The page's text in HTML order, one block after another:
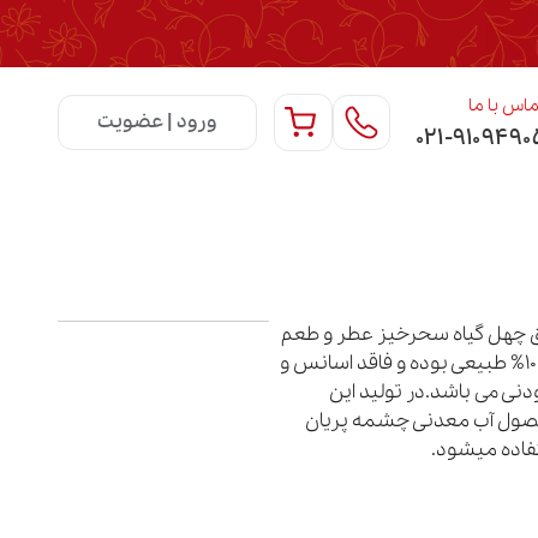
با ما
۹۱۰۹۴۹۰۵ ورود | عضویت
چهل گیاه سحرخیز عطر و طعم
آن 100% طبیعی بوده و فاقد اسانس و
می باشد.در تولید این
آب معدنی چشمه پریان
میشود.